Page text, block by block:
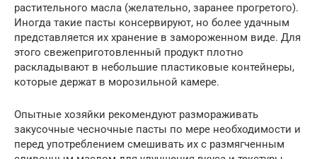
растительного масла (желательно, заранее прогретого).
Иногда такие пасты консервируют, но более удачным
представляется их хранение в замороженном виде. Для
этого свежеприготовленный продукт плотно
раскладывают в небольшие пластиковые контейнеры,
которые держат в морозильной камере.
Опытные хозяйки рекомендуют размораживать
закусочные чесночные пасты по мере необходимости и
перед употреблением смешивать их с размягченным